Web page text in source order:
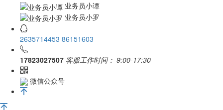
业务员小谭
业务员小罗
2635714453 86151603
17823027507 客服工作时间： 9:00-17:30
微信公众号